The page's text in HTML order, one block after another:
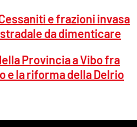
e frazioni invasa
da dimenticare
Provincia a Vibo fra
e la riforma della Delrio